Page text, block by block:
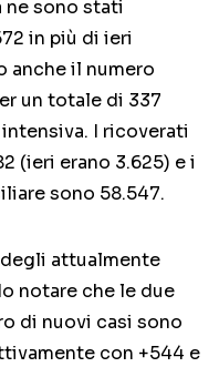
ne sono stati
in più di ieri
anche il numero
un totale di 337
I ricoverati
(ieri erano 3.625) e i
sono 58.547.
attualmente
notare che le due
di nuovi casi sono
con +544 e